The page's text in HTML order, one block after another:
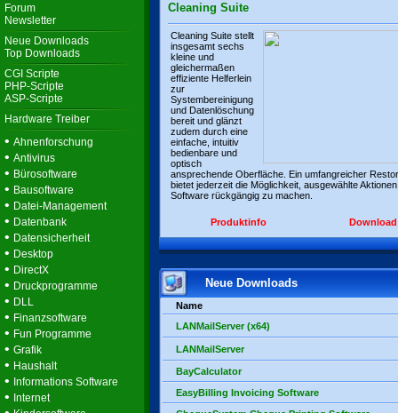
Forum
Newsletter
Neue Downloads
Top Downloads
CGI Scripte
PHP-Scripte
ASP-Scripte
Hardware Treiber
• Ahnenforschung
• Antivirus
• Bürosoftware
• Bausoftware
• Datei-Management
• Datenbank
• Datensicherheit
• Desktop
• DirectX
• Druckprogramme
• DLL
• Finanzsoftware
• Fun Programme
• Grafik
• Haushalt
• Informations Software
• Internet
Cleaning Suite
Cleaning Suite stellt
insgesamt sechs
kleine und
gleichermaßen
effiziente Helferlein
zur
Systembereinigung
und Datenlöschung
bereit und glänzt
zudem durch eine
einfache, intuitiv
bedienbare und
optisch
ansprechende Oberfläche. Ein umfangreicher
bietet jederzeit die Möglichkeit, ausgewählte
Software rückgängig zu machen.
Produktinfo Download
Neue Downloads
Name
LANMailServer (x64)
LANMailServer
BayCalculator
EasyBilling Invoicing Software